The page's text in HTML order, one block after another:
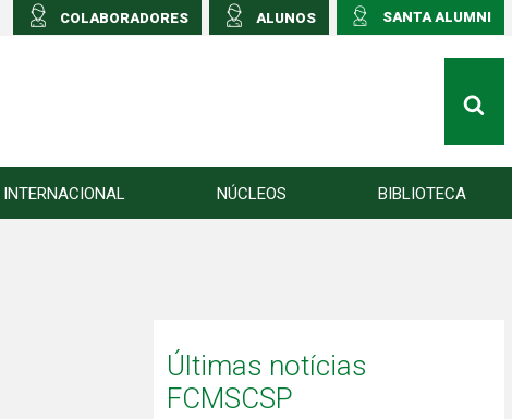
SANTA ALUMNI
ALUNOS
COLABORADORES
INTERNACIONAL NÚCLEOS BIBLIOTECA
Últimas notícias
FCMSCSP